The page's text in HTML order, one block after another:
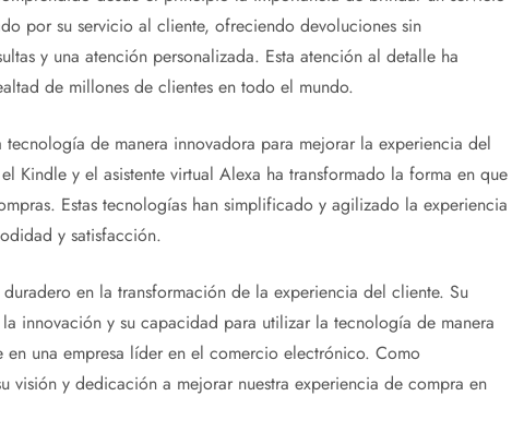
por su servicio al cliente, ofreciendo devoluciones sin
y una atención personalizada. Esta atención al detalle ha
de millones de clientes en todo el mundo.
de manera innovadora para mejorar la experiencia del
Kindle y el asistente virtual Alexa ha transformado la forma en que
Estas tecnologías han simplificado y agilizado la experiencia
y satisfacción.
en la transformación de la experiencia del cliente. Su
innovación y su capacidad para utilizar la tecnología de manera
una empresa líder en el comercio electrónico. Como
visión y dedicación a mejorar nuestra experiencia de compra en